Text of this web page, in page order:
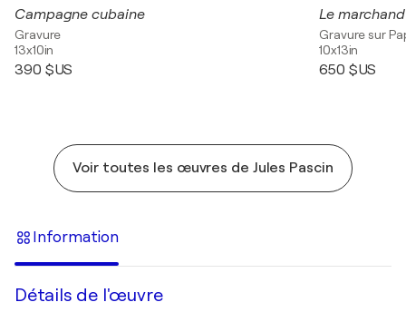
Campagne cubaine
Gravure
13x10in
390 $US
Le
Gravure sur
10x13in
650 $US
Voir toutes les œuvres de Jules Pascin
Information
Détails de l'œuvre